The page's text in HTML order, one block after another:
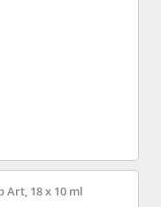
Art, 18 x 10 ml